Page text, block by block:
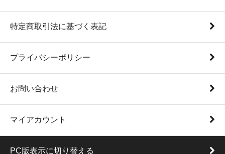
特定商取引法に基づく表記
プライバシーポリシー
お問い合わせ
マイアカウント
PC版表示に切り替える